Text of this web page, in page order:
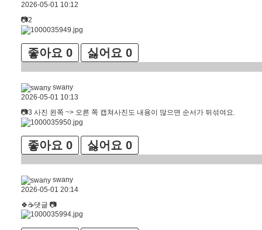
2026-05-01 10:12
📷2
좋아요 0 싫어요 0
swany
2026-05-01 10:13
📷3 사진 왼쪽 ~> 오른 쪽 캡쳐사진도 내용이 많으면 순서가 뒤섞여요.
좋아요 0 싫어요 0
swany
2026-05-01 20:14
🍀☕댓글 📷